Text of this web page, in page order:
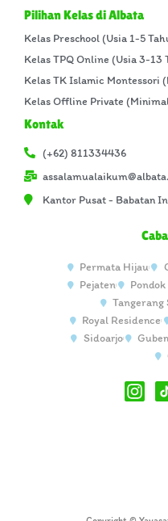
Pilihan Kelas di Albata
Kelas Preschool (Usia 1-5
Kelas TPQ Online (Usia 3-13
Kelas TK Islamic Montessori
Kelas Offline Private
Kontak
(+62) 811334436
Kantor Pusat - Babatan
Permata Hijau
Pejaten
Tangerang
Royal Residence
Sidoarjo